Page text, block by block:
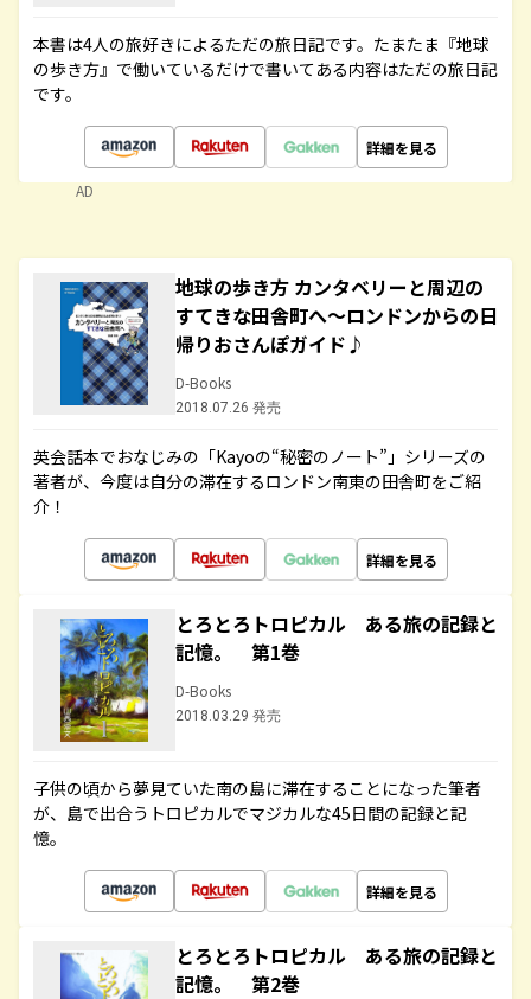
本書は4人の旅好きによるただの旅日記です。たまたま『地球
の歩き方』で働いているだけで書いてある内容はただの旅日記
です。
詳細を見る
AD
地球の歩き方 カンタベリーと周辺の
すてきな田舎町へ～ロンドンからの日
帰りおさんぽガイド♪
D-Books
2018.07.26 発売
英会話本でおなじみの「Kayoの“秘密のノート”」シリーズの
著者が、今度は自分の滞在するロンドン南東の田舎町をご紹
介！
詳細を見る
とろとろトロピカル ある旅の記録と
記憶。 第1巻
D-Books
2018.03.29 発売
子供の頃から夢見ていた南の島に滞在することになった筆者
が、島で出合うトロピカルでマジカルな45日間の記録と記
憶。
詳細を見る
とろとろトロピカル ある旅の記録と
記憶。 第2巻